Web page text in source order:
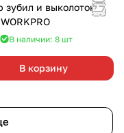
зубил и выколоток
В наличии: 8 шт
В корзину